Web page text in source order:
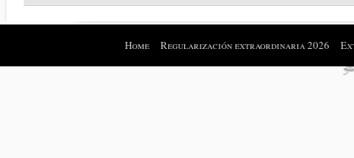
Home Regularización extraordinaria 2026